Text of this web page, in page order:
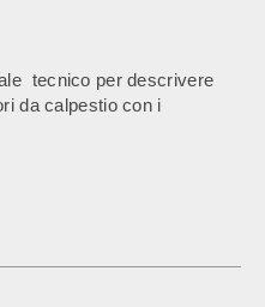
tecnico per descrivere
da calpestio con i